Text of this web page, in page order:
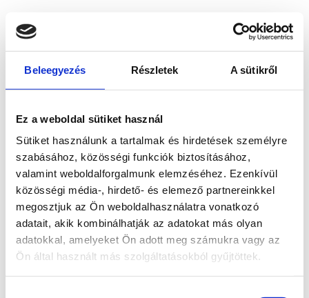
Beleegyezés Részletek A sütikről
Ez a weboldal sütiket használ
Sütiket használunk a tartalmak és hirdetések személyre
szabásához, közösségi funkciók biztosításához,
valamint weboldalforgalmunk elemzéséhez. Ezenkívül
közösségi média-, hirdető- és elemező partnereinkkel
megosztjuk az Ön weboldalhasználatra vonatkozó
adatait, akik kombinálhatják az adatokat más olyan
adatokkal, amelyeket Ön adott meg számukra vagy az
Ön által használt más szolgáltatásokból gyűjtöttek.